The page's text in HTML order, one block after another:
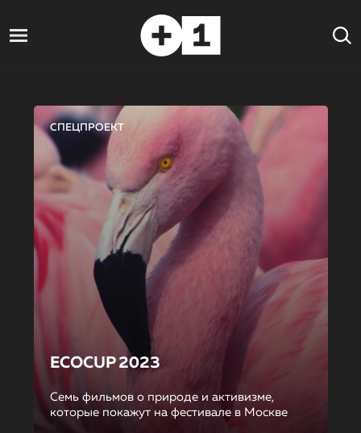
СПЕЦПРОЕКТ
ECOCUP 2023
Семь фильмов о природе и активизме,
которые покажут на фестивале в Москве